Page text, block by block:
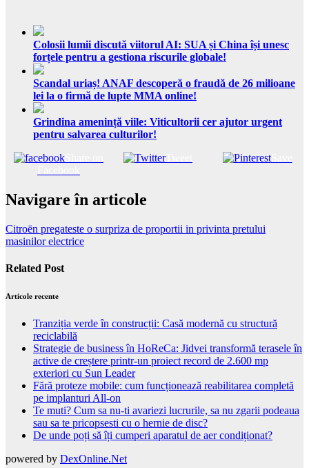
Colosii lumii discută viitorul AI: SUA și China își unesc
forțele pentru a gestiona riscurile globale!
Scandal uriaș! ANAF descoperă o fraudă de 26 milioane
lei la o firmă de lupte MMA online!
Grindina amenință viile: Viticultorii cer ajutor urgent
pentru salvarea culturilor!
Tweet Save
Navigare în articole
Citroën pregateste o surpriza de proportii in privinta pretului
masinilor electrice
Related Post
Articole recente
Tranziția verde în construcții: Casă modernă cu structură
reciclabilă
Strategie de business în HoReCa: Jidvei transformă terasele în
active de creștere printr-un proiect record de 2.600 mp
exteriori cu Sun Leader
Fără proteze mobile: cum funcționează reabilitarea completă
pe implanturi All-on
Te muti? Cum sa nu-ti avariezi lucrurile, sa nu zgarii podeaua
sau sa te pricopsesti cu o hernie de disc?
De unde poți să îți cumperi aparatul de aer condiționat?
powered by DexOnline.Net